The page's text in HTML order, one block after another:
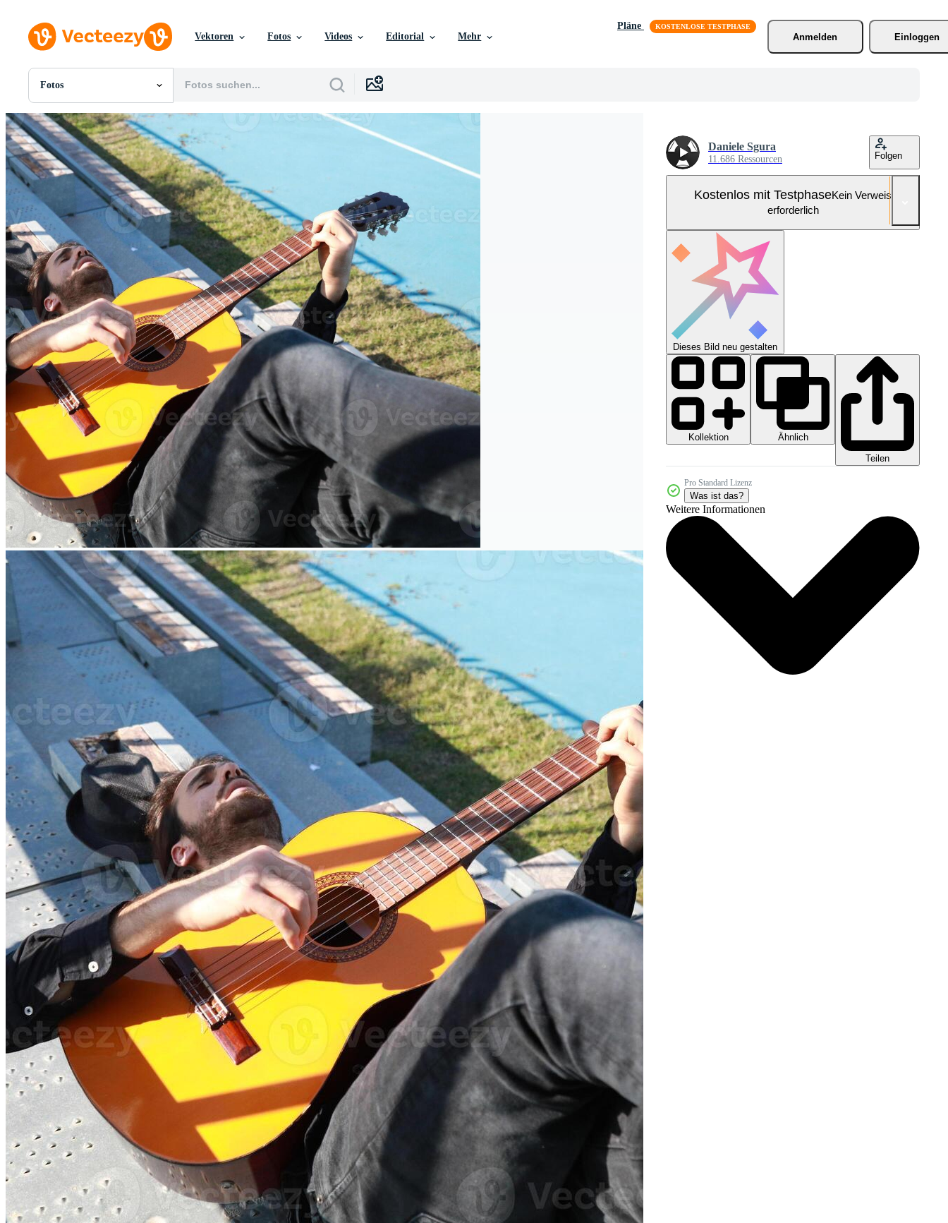
Vektoren Fotos Videos Editorial Mehr
Pläne
Anmelden
Einloggen
Fotos
Alle Bilder
Fotos
PNGs
PSDs
SVGs
Vorlagen
Vektoren
Motion Graphics
Redaktionelle Bilder
Redaktionelle Ereignisse
Daniele Sgura
11.686 Ressourcen Folgen
Kostenlos mit TestphaseKein Verweis
erforderlich
Dieses Bild neu gestalten
Kollektion
Ähnlich
Teilen
Pro Standard Lizenz
Was ist das?
Weitere Informationen